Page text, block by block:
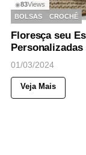
◉83Views
BOLSAS
CROCHÊ
Floresça seu
Personalizadas
01/03/2024
Veja Mais